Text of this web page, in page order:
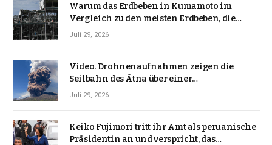
Warum das Erdbeben in Kumamoto im
Vergleich zu den meisten Erdbeben, die
Japan erschütterten, ungewöhnlich ist
Juli 29, 2026
Video. Drohnenaufnahmen zeigen die
Seilbahn des Ätna über einer
Vulkanlandschaft
Juli 29, 2026
Keiko Fujimori tritt ihr Amt als peruanische
Präsidentin an und verspricht, das